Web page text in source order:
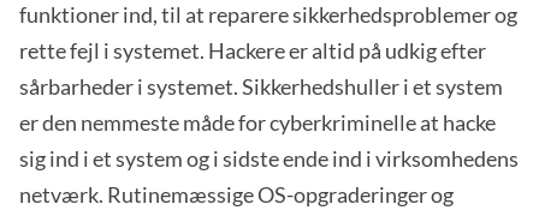
funktioner ind, til at reparere sikkerhedsproblemer og
rette fejl i systemet. Hackere er altid på udkig efter
sårbarheder i systemet. Sikkerhedshuller i et system
er den nemmeste måde for cyberkriminelle at hacke
sig ind i et system og i sidste ende ind i virksomhedens
netværk. Rutinemæssige OS-opgraderinger og